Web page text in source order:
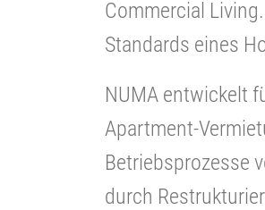
Commercial
Standards eines
NUMA entwickelt
Apartment-
Betriebsprozesse
durch